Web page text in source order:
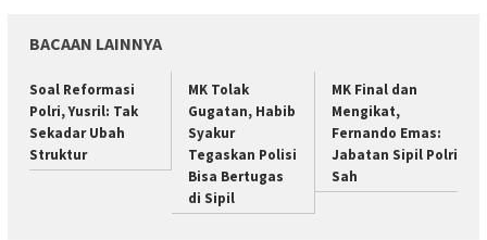
BACAAN LAINNYA
Soal Reformasi
Polri, Yusril: Tak
Sekadar Ubah
Struktur
MK Tolak
Gugatan, Habib
Syakur
Tegaskan Polisi
Bisa Bertugas
di Sipil
MK Final dan
Mengikat,
Fernando Emas:
Jabatan Sipil Polri
Sah